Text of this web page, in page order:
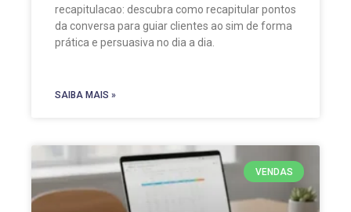
recapitulacao: descubra como recapitular pontos
da conversa para guiar clientes ao sim de forma
prática e persuasiva no dia a dia.
SAIBA MAIS »
VENDAS